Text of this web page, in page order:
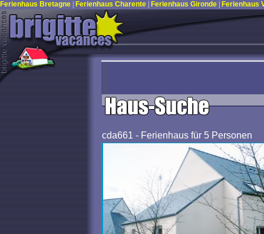
Ferienhaus Bretagne Ferienhaus Charente Ferienhaus Gironde Ferienhaus
cda661 - Ferienhaus für 5 Personen